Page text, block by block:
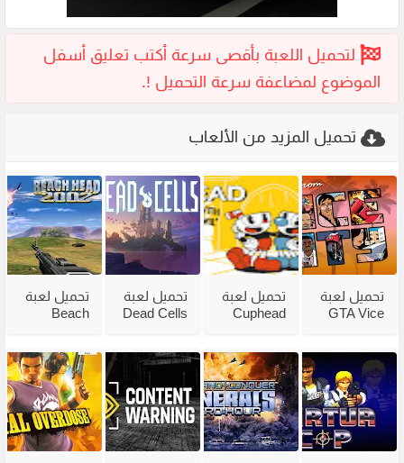
تحميل المزيد من الألعاب
تحميل لعبة
GTA Vice
مضغوطة
من ميديا
فاير
تحميل لعبة
Cuphead
فاير بحجم
صغير
تحميل لعبة
Dead Cells
الاضافات
تحميل لعبة
Beach
من ميديا
فاير